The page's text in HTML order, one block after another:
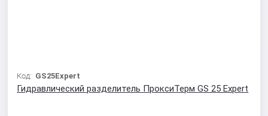
Код: GS25Expert
Гидравлический разделитель ПроксиТерм GS 25 Expert